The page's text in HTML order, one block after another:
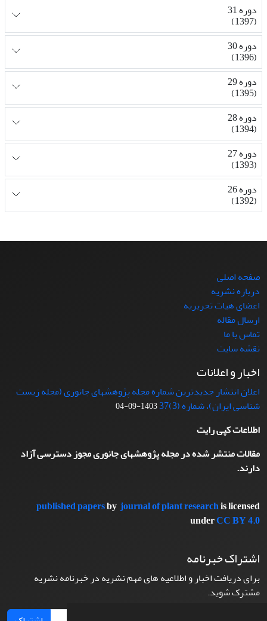
دوره 31
(1397)
دوره 30
(1396)
دوره 29
(1395)
دوره 28
(1394)
دوره 27
(1393)
دوره 26
(1392)
صفحه اصلی
درباره نشریه
اعضای هیات تحریریه
ارسال مقاله
تماس با ما
نقشه سایت
اخبار و اعلانات
اعلان انتشار جدیدترین شماره مجله پژوهشهای جانوری (مجله زیست
شناسی ایران)، شماره (3)37
1403-09-04
اطلاعات کپی رایت
مقالات منتشر شده در مجله پژوهشهای جانوری مجوز دسترسی آزاد
دارند.
published papersbyjournal of plant researchis licensed
underCC BY 4.0
اشتراک خبرنامه
برای دریافت اخبار و اطلاعیه های مهم نشریه در خبرنامه نشریه
مشترک شوید.